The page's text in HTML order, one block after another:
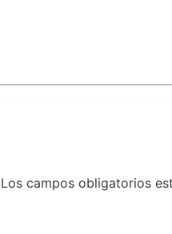
Los campos obligatorios